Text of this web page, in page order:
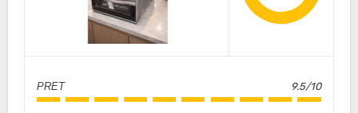
PRET 9.5/10